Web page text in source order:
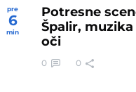
pre
6
min
Potresne
Špalir,
oči
0 0